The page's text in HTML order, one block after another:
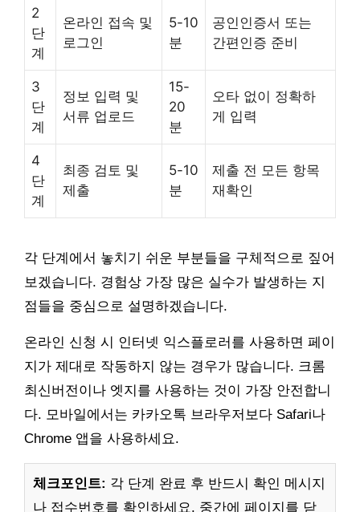
2
단
계
온라인 접속 및
로그인
5-10
분
공인인증서 또는
간편인증 준비
3
단
계
정보 입력 및
서류 업로드
15-
20
분
오타 없이 정확하
게 입력
4
단
계
최종 검토 및
제출
5-10
분
제출 전 모든 항목
재확인
각 단계에서 놓치기 쉬운 부분들을 구체적으로 짚어
보겠습니다. 경험상 가장 많은 실수가 발생하는 지
점들을 중심으로 설명하겠습니다.
온라인 신청 시 인터넷 익스플로러를 사용하면 페이
지가 제대로 작동하지 않는 경우가 많습니다. 크롬
최신버전이나 엣지를 사용하는 것이 가장 안전합니
다. 모바일에서는 카카오톡 브라우저보다 Safari나
Chrome 앱을 사용하세요.
체크포인트: 각 단계 완료 후 반드시 확인 메시지
나 접수번호를 확인하세요. 중간에 페이지를 닫